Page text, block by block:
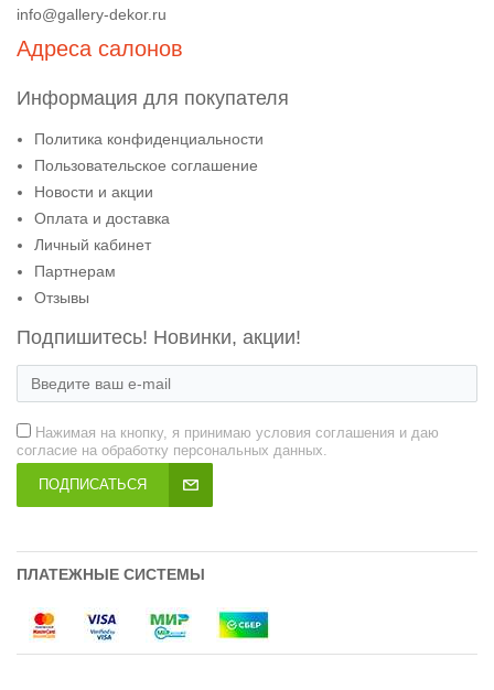
info@gallery-dekor.ru
Адреса салонов
Информация для покупателя
Политика конфиденциальности
Пользовательское соглашение
Новости и акции
Оплата и доставка
Личный кабинет
Партнерам
Отзывы
Подпишитесь! Новинки, акции!
Нажимая на кнопку, я принимаю условия соглашения и даю
согласие на обработку персональных данных.
ПОДПИСАТЬСЯ
ПЛАТЕЖНЫЕ СИСТЕМЫ